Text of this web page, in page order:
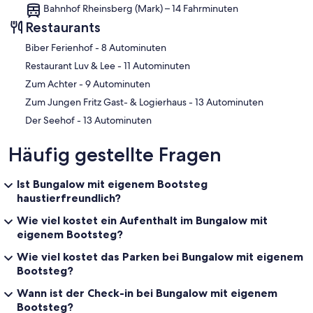
Bahnhof Rheinsberg (Mark) – 14 Fahrminuten
Restaurants
‪Biber Ferienhof - ‬8 Autominuten
‪Restaurant Luv & Lee - ‬11 Autominuten
‪Zum Achter - ‬9 Autominuten
‪Zum Jungen Fritz Gast- & Logierhaus - ‬13 Autominuten
‪Der Seehof - ‬13 Autominuten
Häufig gestellte Fragen
Ist Bungalow mit eigenem Bootsteg
haustierfreundlich?
Wie viel kostet ein Aufenthalt im Bungalow mit
eigenem Bootsteg?
Wie viel kostet das Parken bei Bungalow mit eigenem
Bootsteg?
Wann ist der Check-in bei Bungalow mit eigenem
Bootsteg?